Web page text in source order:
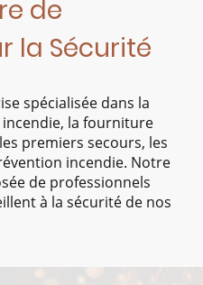
de
la Sécurité
spécialisée dans la
la fourniture
premiers secours, les
incendie. Notre
de professionnels
à la sécurité de nos